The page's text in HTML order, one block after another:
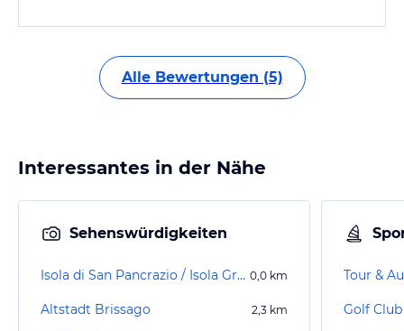
Alle Bewertungen (5)
Interessantes in der Nähe
Sehenswürdigkeiten
Isola di San Pancrazio / Isola Grande 0,0 km
Altstadt Brissago 2,3 km
Tour &
Golf